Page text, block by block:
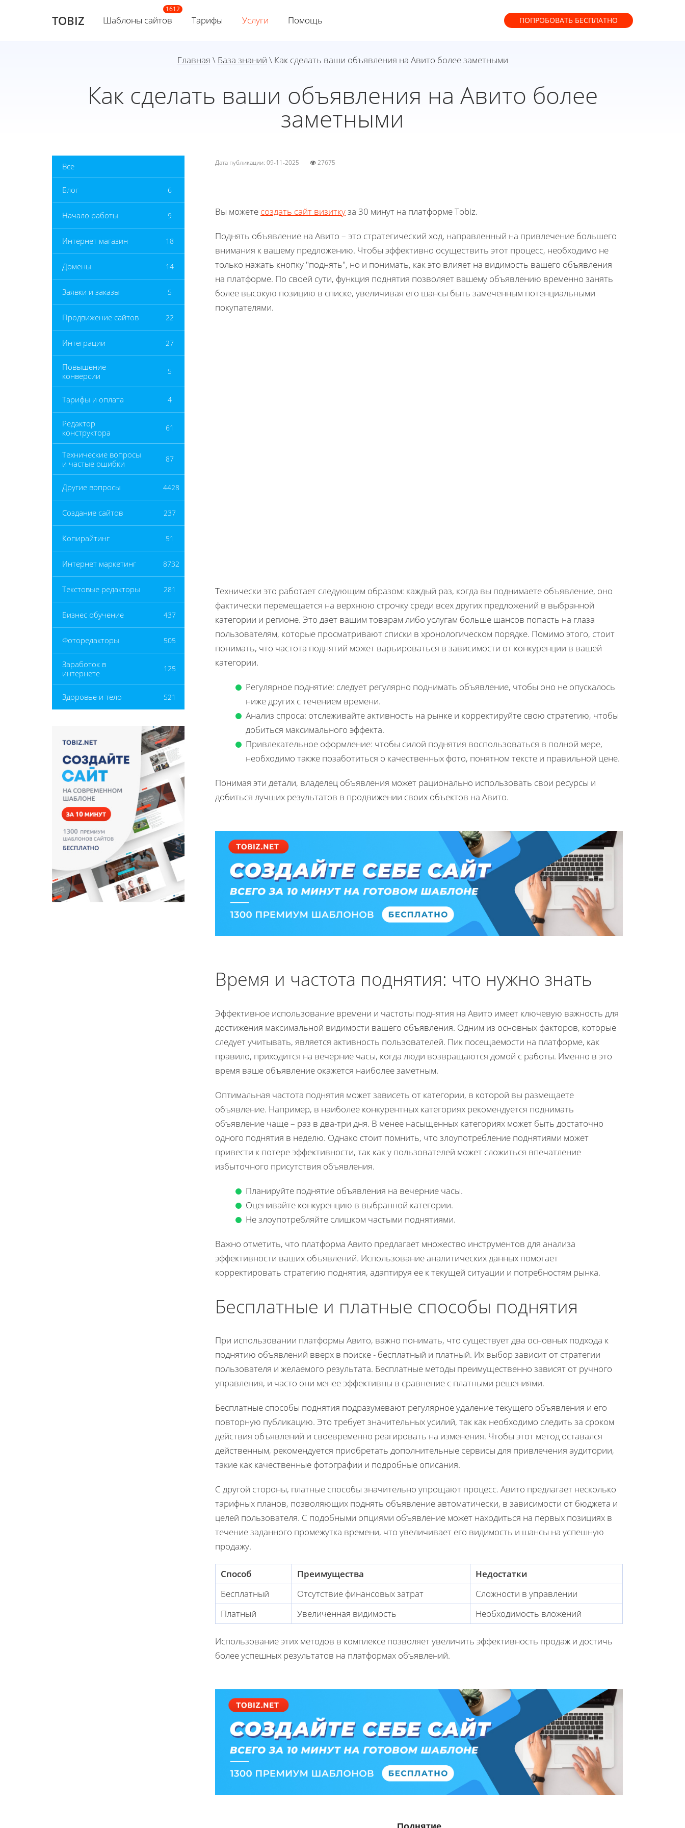
TOBIZ Шаблоны сайтов Тарифы Услуги Помощь ПОПРОБОВАТЬ БЕСПЛАТНО
Главная \ База знаний \ Как сделать ваши объявления на Авито более заметными
Как сделать ваши объявления на Авито более
заметными
Все
Блог 6
Начало работы 9
Интернет магазин 18
Домены 14
Заявки и заказы 5
Продвижение сайтов 22
Интеграции 27
Повышение
конверсии
5
Тарифы и оплата 4
Редактор
конструктора
61
Технические вопросы
и частые ошибки
87
Другие вопросы 4428
Создание сайтов 237
Копирайтинг 51
Интернет маркетинг 8732
Текстовые редакторы 281
Бизнес обучение 437
Фоторедакторы 505
Заработок в
интернете
125
Здоровье и тело 521
Дата публикации: 09-11-2025 27675
Вы можете создать сайт визиткуза 30 минут на платформе Tobiz.
Поднять объявление на Авито – это стратегический ход, направленный на привлечение большего
внимания к вашему предложению. Чтобы эффективно осуществить этот процесс, необходимо не
только нажать кнопку "поднять", но и понимать, как это влияет на видимость вашего объявления
на платформе. По своей сути, функция поднятия позволяет вашему объявлению временно занять
более высокую позицию в списке, увеличивая его шансы быть замеченным потенциальными
покупателями.
Технически это работает следующим образом: каждый раз, когда вы поднимаете объявление, оно
фактически перемещается на верхнюю строчку среди всех других предложений в выбранной
категории и регионе. Это дает вашим товарам либо услугам больше шансов попасть на глаза
пользователям, которые просматривают списки в хронологическом порядке. Помимо этого, стоит
понимать, что частота поднятий может варьироваться в зависимости от конкуренции в вашей
категории.
Регулярное поднятие: следует регулярно поднимать объявление, чтобы оно не опускалось
ниже других с течением времени.
Анализ спроса: отслеживайте активность на рынке и корректируйте свою стратегию, чтобы
добиться максимального эффекта.
Привлекательное оформление: чтобы силой поднятия воспользоваться в полной мере,
необходимо также позаботиться о качественных фото, понятном тексте и правильной цене.
Понимая эти детали, владелец объявления может рационально использовать свои ресурсы и
добиться лучших результатов в продвижении своих объектов на Авито.
Время и частота поднятия: что нужно знать
Эффективное использование времени и частоты поднятия на Авито имеет ключевую важность для
достижения максимальной видимости вашего объявления. Одним из основных факторов, которые
следует учитывать, является активность пользователей. Пик посещаемости на платформе, как
правило, приходится на вечерние часы, когда люди возвращаются домой с работы. Именно в это
время ваше объявление окажется наиболее заметным.
Оптимальная частота поднятия может зависеть от категории, в которой вы размещаете
объявление. Например, в наиболее конкурентных категориях рекомендуется поднимать
объявление чаще – раз в два-три дня. В менее насыщенных категориях может быть достаточно
одного поднятия в неделю. Однако стоит помнить, что злоупотребление поднятиями может
привести к потере эффективности, так как у пользователей может сложиться впечатление
избыточного присутствия объявления.
Планируйте поднятие объявления на вечерние часы.
Оценивайте конкуренцию в выбранной категории.
Не злоупотребляйте слишком частыми поднятиями.
Важно отметить, что платформа Авито предлагает множество инструментов для анализа
эффективности ваших объявлений. Использование аналитических данных помогает
корректировать стратегию поднятия, адаптируя ее к текущей ситуации и потребностям рынка.
Бесплатные и платные способы поднятия
При использовании платформы Авито, важно понимать, что существует два основных подхода к
поднятию объявлений вверх в поиске - бесплатный и платный. Их выбор зависит от стратегии
пользователя и желаемого результата. Бесплатные методы преимущественно зависят от ручного
управления, и часто они менее эффективны в сравнение с платными решениями.
Бесплатные способы поднятия подразумевают регулярное удаление текущего объявления и его
повторную публикацию. Это требует значительных усилий, так как необходимо следить за сроком
действия объявлений и своевременно реагировать на изменения. Чтобы этот метод оставался
действенным, рекомендуется приобретать дополнительные сервисы для привлечения аудитории,
такие как качественные фотографии и подробные описания.
С другой стороны, платные способы значительно упрощают процесс. Авито предлагает несколько
тарифных планов, позволяющих поднять объявление автоматически, в зависимости от бюджета и
целей пользователя. С подобными опциями объявление может находиться на первых позициях в
течение заданного промежутка времени, что увеличивает его видимость и шансы на успешную
продажу.
Способ Преимущества
Недостатки
Бесплатный
Отсутствие финансовых затрат
Сложности в управлении
Платный
Увеличенная видимость Необходимость вложений
Использование этих методов в комплексе позволяет увеличить эффективность продаж и достичь
более успешных результатов на платформах объявлений.